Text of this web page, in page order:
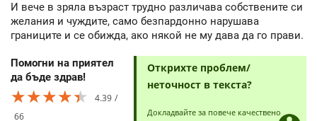
И вече в зряла възраст трудно различава собствените си
желания и чуждите, само безпардонно нарушава
границите и се обижда, ако някой не му дава да го прави.
Помогни на приятел
да бъде здрав!
★★★★★
★★★★★
★★★★★
4.39
66
Открихте проблем/
неточност в текста?
Докладвайте за повече качествено